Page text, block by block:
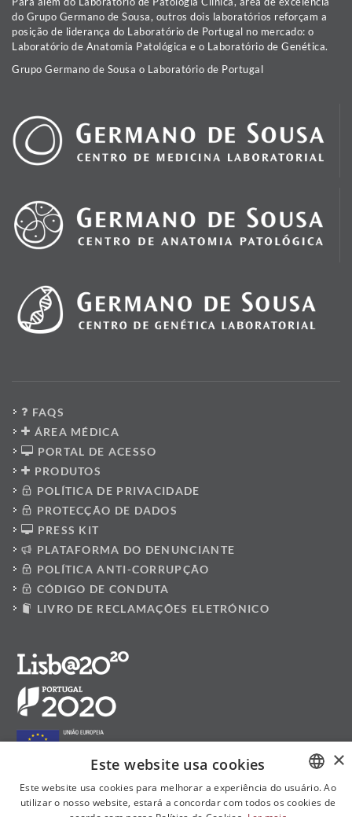
do Grupo Germano de Sousa, outros dois laboratórios reforçam a
posição de liderança do Laboratório de Portugal no mercado: o
Laboratório de Anatomia Patológica e o Laboratório de Genética.
Grupo Germano de Sousa o Laboratório de Portugal
FAQS
ÁREA MÉDICA
PORTAL DE ACESSO
PRODUTOS
POLÍTICA DE PRIVACIDADE
PROTECÇÃO DE DADOS
PRESS KIT
PLATAFORMA DO DENUNCIANTE
POLÍTICA ANTI-CORRUPÇÃO
CÓDIGO DE CONDUTA
LIVRO DE RECLAMAÇÕES ELETRÓNICO
PORTUGUESE
×
Este website usa cookies
Este website usa cookies para melhorar a experiência do usuário. Ao
utilizar o nosso website, estará a concordar com todos os cookies de